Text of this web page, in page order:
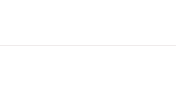
maak deze dan schoon met